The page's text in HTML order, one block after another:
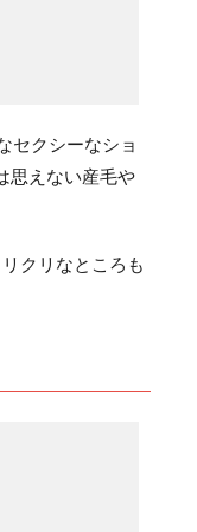
セクシーなショ
思えない産毛や
クリなところも